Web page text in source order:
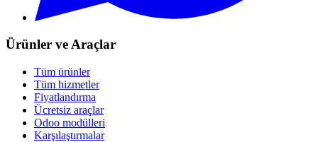
Ürünler ve Araçlar
Tüm ürünler
Tüm hizmetler
Fiyatlandırma
Ücretsiz araçlar
Odoo modülleri
Karşılaştırmalar